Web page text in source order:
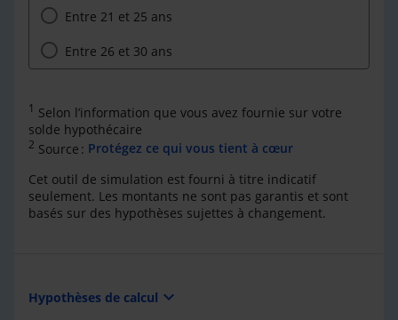
Entre 21 et 25 ans
Entre 26 et 30 ans
1 Selon l’information que vous avez fournie sur votre
solde hypothécaire
2 Source : Protégez ce qui vous tient à cœur
Cet outil de simulation est fourni à titre indicatif
seulement. Les montants ne sont pas garantis et sont
basés sur des hypothèses sujettes à changement.
Hypothèses de calcul expand_more